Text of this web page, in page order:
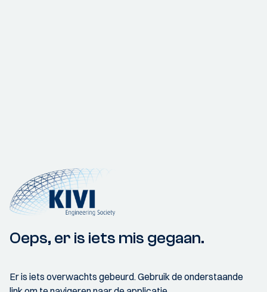
Oeps, er is iets mis gegaan.
Er is iets overwachts gebeurd. Gebruik de onderstaande